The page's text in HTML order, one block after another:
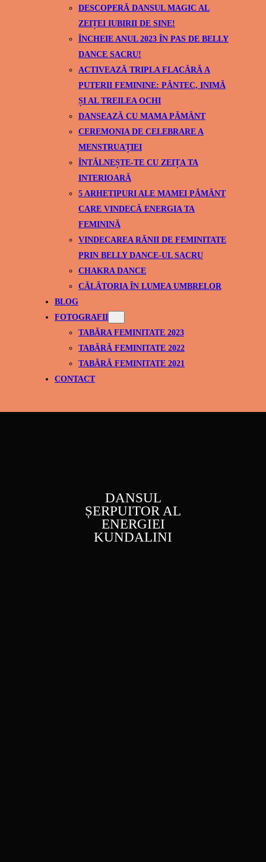
DESCOPERĂ DANSUL MAGIC AL
ZEIȚEI IUBIRII DE SINE!
ÎNCHEIE ANUL 2023 ÎN PAS DE BELLY
DANCE SACRU!
ACTIVEAZĂ TRIPLA FLACĂRĂ A
PUTERII FEMININE: PÂNTEC, INIMĂ
ȘI AL TREILEA OCHI
DANSEAZĂ CU MAMA PĂMÂNT
CEREMONIA DE CELEBRARE A
MENSTRUAȚIEI
ÎNTĂLNEȘTE-TE CU ZEIȚA TA
INTERIOARĂ
5 ARHETIPURI ALE MAMEI PĂMÂNT
CARE VINDECĂ ENERGIA TA
FEMININĂ
VINDECAREA RĂNII DE FEMINITATE
PRIN BELLY DANCE-UL SACRU
CHAKRA DANCE
CĂLĂTORIA ÎN LUMEA UMBRELOR
BLOG
FOTOGRAFII
TABĂRA FEMINITATE 2023
TABĂRĂ FEMINITATE 2022
TABĂRĂ FEMINITATE 2021
CONTACT
DANSUL
ȘERPUITOR AL
ENERGIEI
KUNDALINI